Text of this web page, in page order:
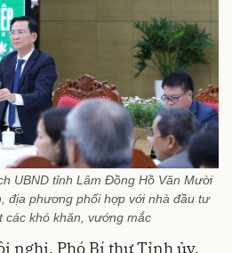
UBND tỉnh Lâm Đồng Hồ Văn Mười
địa phương phối hợp với nhà đầu tư
các khó khăn, vướng mắc
nghị, Phó Bí thư Tỉnh ủy,